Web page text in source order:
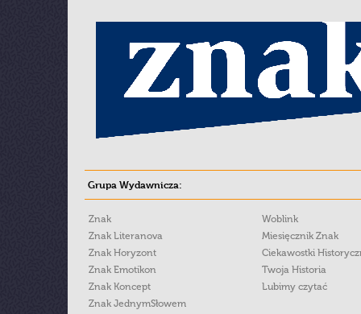
Grupa Wydawnicza:
Znak
Znak Literanova
Znak Horyzont
Znak Emotikon
Znak Koncept
Znak JednymSłowem
Woblink
Miesięcznik Znak
Ciekawostki
Twoja Historia
Lubimy czytać